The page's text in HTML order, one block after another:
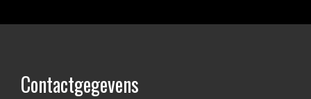
Electrisch te openen achterklep
Contactgegevens